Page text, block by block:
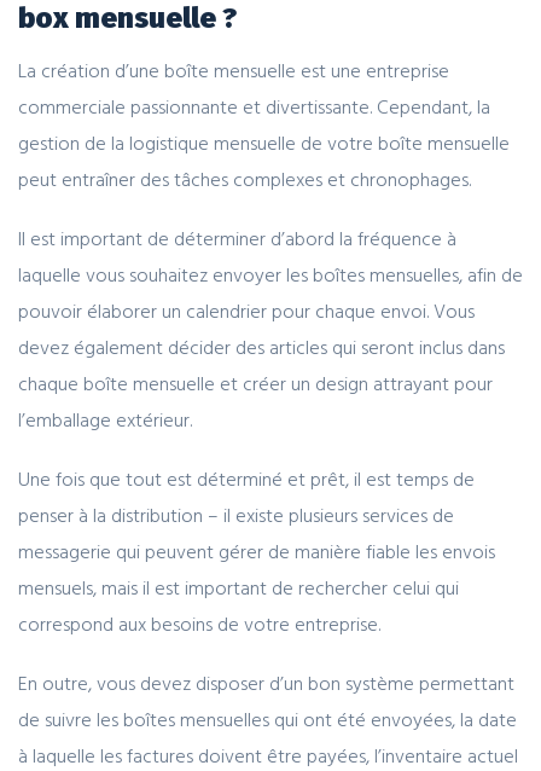
box mensuelle ?
La création d’une boîte mensuelle est une entreprise
commerciale passionnante et divertissante. Cependant, la
gestion de la logistique mensuelle de votre boîte mensuelle
peut entraîner des tâches complexes et chronophages.
Il est important de déterminer d’abord la fréquence à
laquelle vous souhaitez envoyer les boîtes mensuelles, afin de
pouvoir élaborer un calendrier pour chaque envoi. Vous
devez également décider des articles qui seront inclus dans
chaque boîte mensuelle et créer un design attrayant pour
l’emballage extérieur.
Une fois que tout est déterminé et prêt, il est temps de
penser à la distribution – il existe plusieurs services de
messagerie qui peuvent gérer de manière fiable les envois
mensuels, mais il est important de rechercher celui qui
correspond aux besoins de votre entreprise.
En outre, vous devez disposer d’un bon système permettant
de suivre les boîtes mensuelles qui ont été envoyées, la date
à laquelle les factures doivent être payées, l’inventaire actuel